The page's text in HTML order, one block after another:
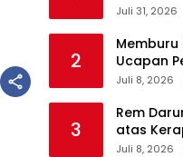
Juli 31, 2026
2
Memburu
Ucapan
Juli 8, 2026
3
Rem
atas
Juli 8, 2026